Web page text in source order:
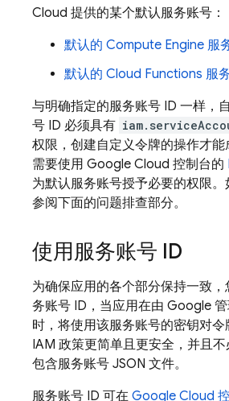
Cloud 提供的某个默认服务账号：
默认的 Compute Engine 服
默认的 Cloud Functions 服
与明确指定的服务账号 ID 一样，
号 ID 必须具有
权限，创建自定义令牌的操作才
需要使用 Google Cloud 控制台的
为默认服务账号授予必要的权限
参阅下面的问题排查部分。
使用服务账号 ID
为确保应用的各个部分保持一致
务账号 ID，当应用在由 Google
时，将使用该服务账号的密钥对
IAM 政策更简单且更安全，并且
包含服务账号 JSON 文件。
服务账号 ID 可在 Google Cloud